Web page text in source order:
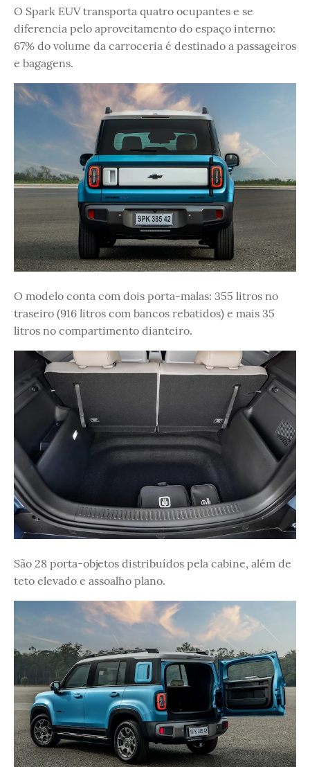
O Spark EUV transporta quatro ocupantes e se
diferencia pelo aproveitamento do espaço interno:
67% do volume da carroceria é destinado a passageiros
e bagagens.
O modelo conta com dois porta-malas: 355 litros no
traseiro (916 litros com bancos rebatidos) e mais 35
litros no compartimento dianteiro.
São 28 porta-objetos distribuídos pela cabine, além de
teto elevado e assoalho plano.